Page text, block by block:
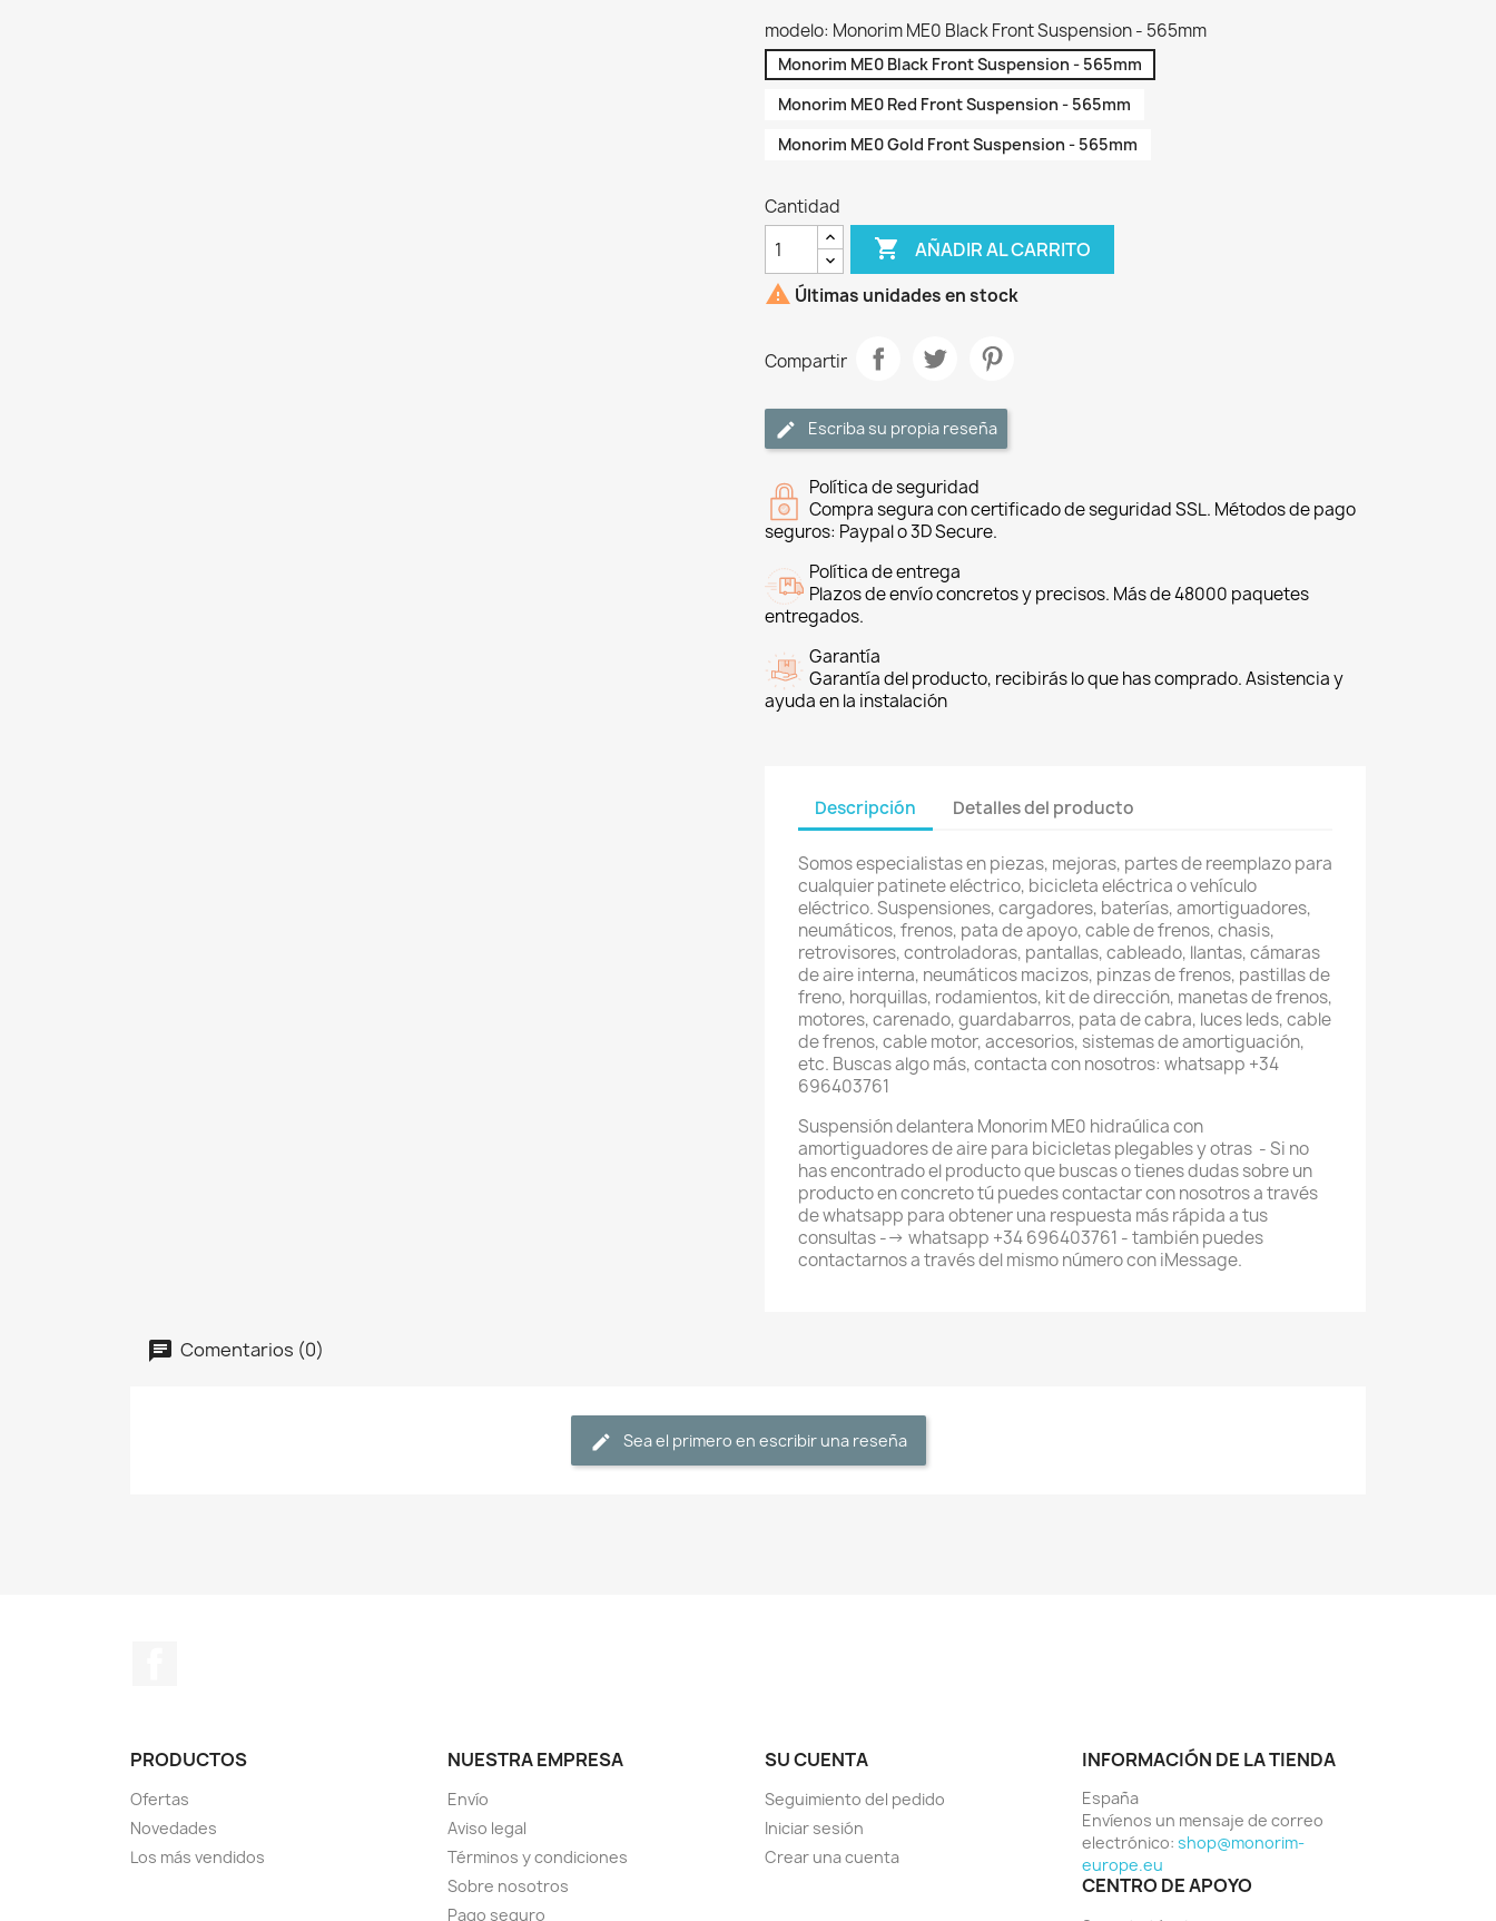
modelo: Monorim ME0 Black Front Suspension - 565mm
Monorim ME0 Black Front Suspension - 565mm
Monorim ME0 Red Front Suspension - 565mm
Monorim ME0 Gold Front Suspension - 565mm
Cantidad
 AÑADIR AL CARRITO
 Últimas unidades en stock
Compartir
Escriba su propia reseña
Política de seguridad
Compra segura con certificado de seguridad SSL. Métodos de pago
seguros: Paypal o 3D Secure.
Política de entrega
Plazos de envío concretos y precisos. Más de 48000 paquetes
entregados.
Garantía
Garantía del producto, recibirás lo que has comprado. Asistencia y
ayuda en la instalación
Descripción Detalles del producto
Somos especialistas en piezas, mejoras, partes de reemplazo para
cualquier patinete eléctrico, bicicleta eléctrica o vehículo
eléctrico. Suspensiones, cargadores, baterías, amortiguadores,
neumáticos, frenos, pata de apoyo, cable de frenos, chasis,
retrovisores, controladoras, pantallas, cableado, llantas, cámaras
de aire interna, neumáticos macizos, pinzas de frenos, pastillas de
freno, horquillas, rodamientos, kit de dirección, manetas de frenos,
motores, carenado, guardabarros, pata de cabra, luces leds, cable
de frenos, cable motor, accesorios, sistemas de amortiguación,
etc. Buscas algo más, contacta con nosotros: whatsapp +34
696403761
Suspensión delantera Monorim ME0 hidraúlica con
amortiguadores de aire para bicicletas plegables y otras - Si no
has encontrado el producto que buscas o tienes dudas sobre un
producto en concreto tú puedes contactar con nosotros a través
de whatsapp para obtener una respuesta más rápida a tus
consultas --> whatsapp +34 696403761 - también puedes
contactarnos a través del mismo número con iMessage.
Comentarios (0)
Sea el primero en escribir una reseña
PRODUCTOS
Ofertas
Novedades
Los más vendidos
NUESTRA EMPRESA
Envío
Aviso legal
Términos y condiciones
Sobre nosotros
Pago seguro
SU CUENTA
Seguimiento del pedido
Iniciar sesión
Crear una cuenta
INFORMACIÓN DE LA TIENDA
España
Envíenos un mensaje de correo
electrónico: shop@monorim-
europe.eu
CENTRO DE APOYO